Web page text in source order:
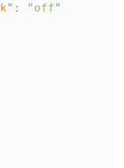
" : " off"